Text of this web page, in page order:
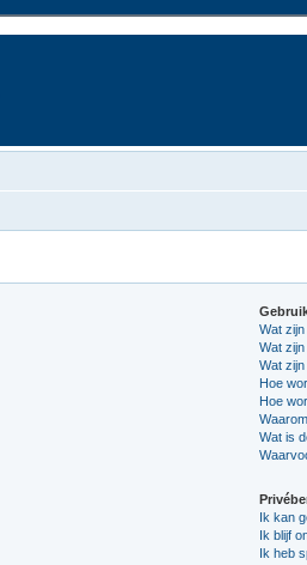
Wat
Wat
Wat
Hoe
Hoe
Wat is
Ik kan
Ik blijf
Ik heb